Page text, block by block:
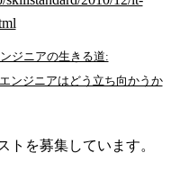
ジニアの生きる道:
ンジニアはどう立ち向かうか
トを募集しています。